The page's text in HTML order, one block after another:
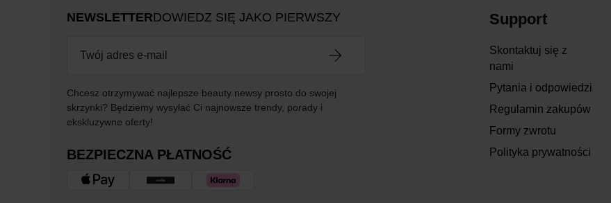
NEWSLETTERDOWIEDZ SIĘ JAKO PIERWSZY
Chcesz otrzymywać najlepsze beauty newsy prosto do swojej
skrzynki? Będziemy wysyłać Ci najnowsze trendy, porady i
ekskluzywne oferty!
BEZPIECZNA PŁATNOŚĆ
Support
Skontaktuj się z
nami
Pytania i odpowiedzi
Regulamin zakupów
Formy zwrotu
Polityka prywatności